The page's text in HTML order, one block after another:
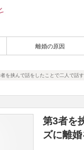
離婚の原因
を挟んで話をしたことで二人で話
第3者を
ズに離